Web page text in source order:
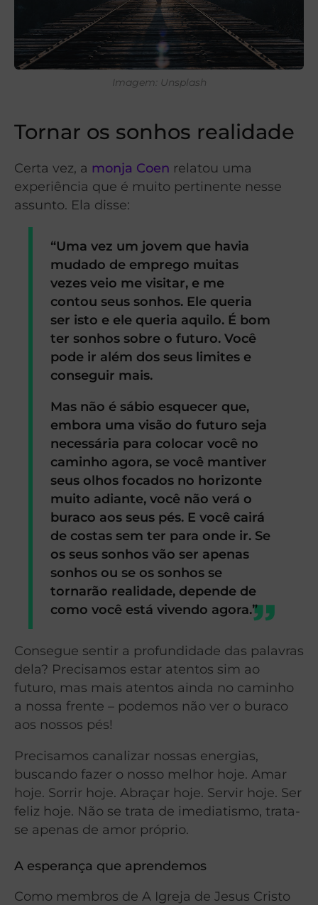
Imagem: Unsplash
Tornar os sonhos realidade
Certa vez, a monja Coen relatou uma
experiência que é muito pertinente nesse
assunto. Ela disse:
“Uma vez um jovem que havia
mudado de emprego muitas
vezes veio me visitar, e me
contou seus sonhos. Ele queria
ser isto e ele queria aquilo. É bom
ter sonhos sobre o futuro. Você
pode ir além dos seus limites e
conseguir mais.
Mas não é sábio esquecer que,
embora uma visão do futuro seja
necessária para colocar você no
caminho agora, se você mantiver
seus olhos focados no horizonte
muito adiante, você não verá o
buraco aos seus pés. E você cairá
de costas sem ter para onde ir. Se
os seus sonhos vão ser apenas
sonhos ou se os sonhos se
tornarão realidade, depende de
como você está vivendo agora.”
Consegue sentir a profundidade das palavras
dela? Precisamos estar atentos sim ao
futuro, mas mais atentos ainda no caminho
a nossa frente – podemos não ver o buraco
aos nossos pés!
Precisamos canalizar nossas energias,
buscando fazer o nosso melhor hoje. Amar
hoje. Sorrir hoje. Abraçar hoje. Servir hoje. Ser
feliz hoje. Não se trata de imediatismo, trata-
se apenas de amor próprio.
A esperança que aprendemos
Como membros de A Igreja de Jesus Cristo